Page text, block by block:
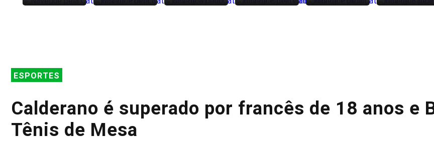
ESPORTES
Calderano é superado por francês de 18 anos e
Tênis de Mesa